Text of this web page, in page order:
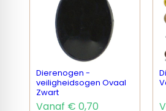
Dierenogen -
veiligheidsogen Ovaal
Zwart
Vanaf € 0,70